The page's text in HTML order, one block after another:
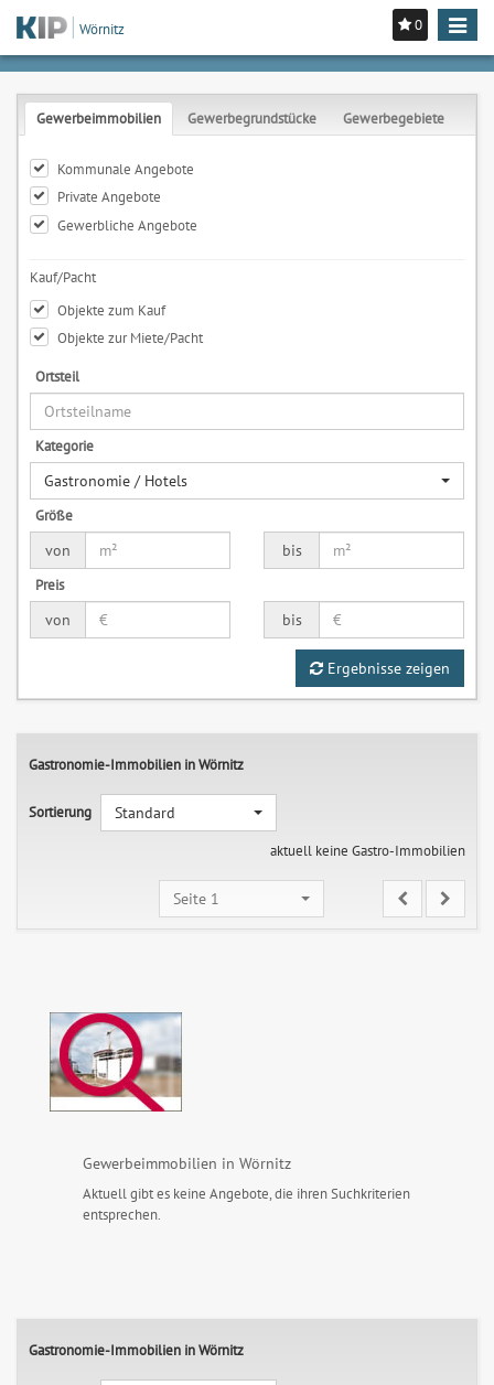
0
Toggle
Wörnitz
Gewerbeimmobilien Gewerbegrundstücke Gewerbegebiete
Kommunale Angebote
Private Angebote
Gewerbliche Angebote
Kauf/Pacht
Objekte zum Kauf
Objekte zur Miete/Pacht
Ortsteil
Kategorie
Gastronomie / Hotels
Größe
von
bis
Preis
von
bis
Ergebnisse zeigen
Gastronomie-Immobilien in Wörnitz
Sortierung
Standard
aktuell keine Gastro-Immobilien
Seite 1
Gewerbeimmobilien in Wörnitz
Aktuell gibt es keine Angebote, die ihren Suchkriterien
entsprechen.
Gastronomie-Immobilien in Wörnitz